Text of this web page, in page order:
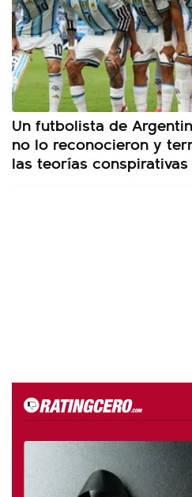
Un futbolista de
no lo reconocieron y
las teorías conspirativas